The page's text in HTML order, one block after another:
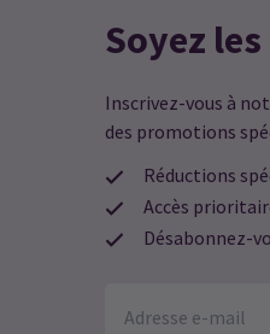
Soyez
Inscrivez-vous à
des promotions
Réductions
Accès
Désabonnez-